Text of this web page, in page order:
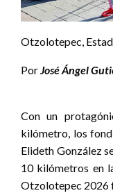
Otzolotepec,
PorJosé Ángel
Con un
kilómetro, los
Elideth González
10 kilómetros en
Otzolotepec 2026